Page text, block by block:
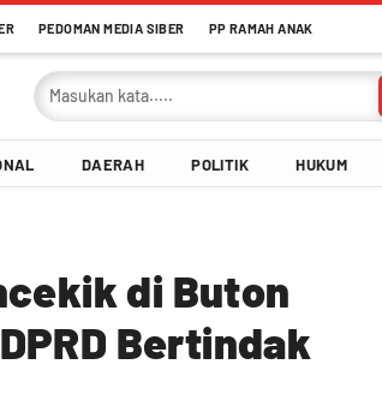
PEDOMAN MEDIA SIBER PP RAMAH ANAK
DAERAH POLITIK HUKUM
di Buton
Bertindak